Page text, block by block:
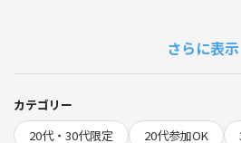
一緒に草野球観戦&キャッチボールしてく
※チーム活動自体は実施決定してますので
す。選手18名マネ2名、体験1名様参加決
さらに表示
カテゴリー
20代・30代限定
20代参加OK